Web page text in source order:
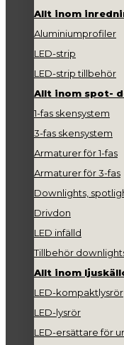
Allt inom
Aluminiumprofiler
LED-strip
LED-strip tillbehör
Allt inom spot-
1-fas skensystem
3-fas skensystem
Armaturer för 1-fas
Armaturer för 3-fas
Downlights,
Drivdon
LED infälld
Tillbehör
Allt inom
LED-kompaktlysrör
LED-lysrör
LED-ersättare för